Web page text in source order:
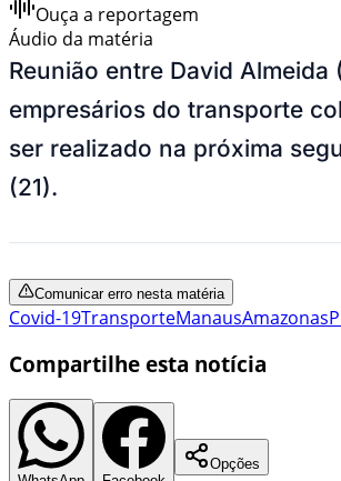
Ouça a reportagem
Áudio da matéria
Reunião entre David Almeida
empresários do transporte
ser realizado na próxima
(21).
Comunicar erro nesta matéria
Covid-19TransporteManausAmazonas
Compartilhe esta notícia
Opções